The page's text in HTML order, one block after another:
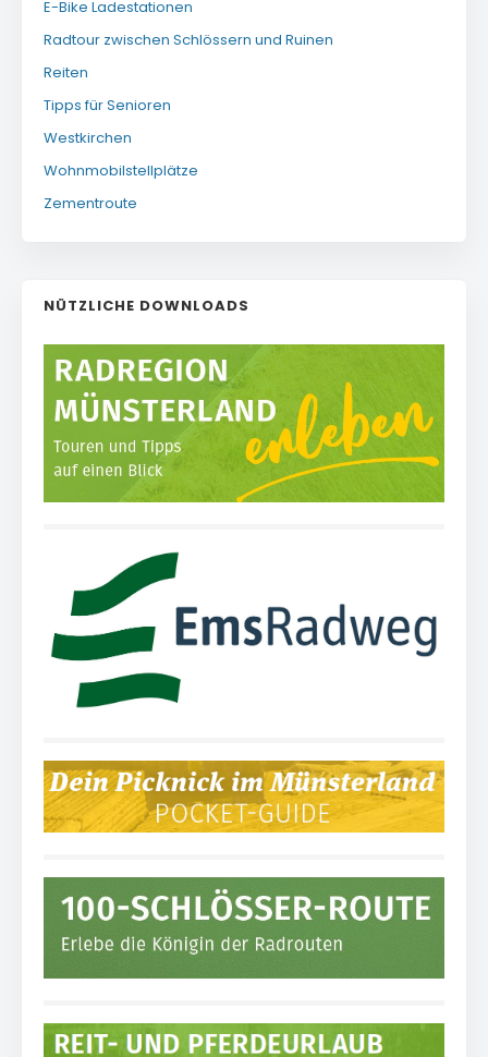
E-Bike Ladestationen
Radtour zwischen Schlössern und Ruinen
Reiten
Tipps für Senioren
Westkirchen
Wohnmobilstellplätze
Zementroute
NÜTZLICHE DOWNLOADS